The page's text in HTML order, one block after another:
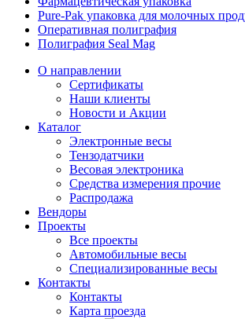
Pure-Pak упаковка для молочных
Оперативная полиграфия
Полиграфия Seal Mag
О направлении
Сертификаты
Наши клиенты
Новости и Акции
Каталог
Электронные весы
Тензодатчики
Весовая электроника
Средства измерения прочие
Распродажа
Вендоры
Проекты
Все проекты
Автомобильные весы
Специализированные весы
Контакты
Контакты
Карта проезда